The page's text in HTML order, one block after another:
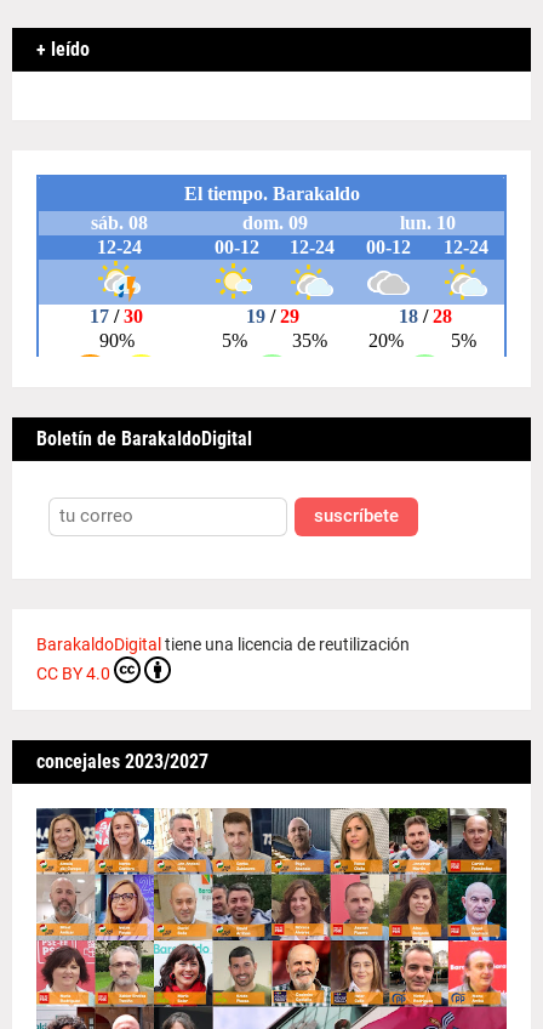
+ leído
Boletín de BarakaldoDigital
suscríbete
BarakaldoDigital tiene una licencia de reutilización
CC BY 4.0
concejales 2023/2027